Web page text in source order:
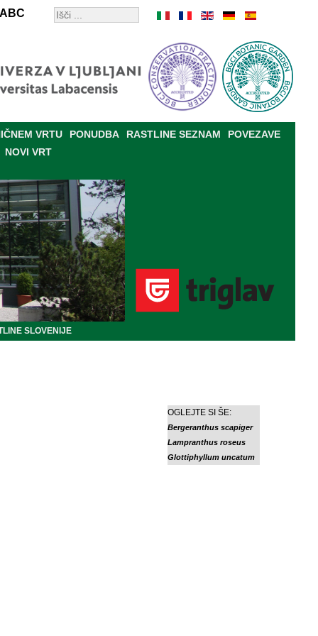
ABC
VRTU PONUDBA RASTLINE SEZNAM
POVEZAVE
NOVI VRT
SLOVENIJE
OGLEJTE SI ŠE:
Bergeranthus scapiger
Lampranthus roseus
Glottiphyllum uncatum